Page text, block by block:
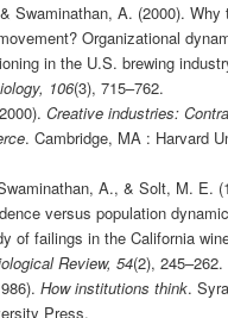
Swaminathan, A. (2000). Why
Organizational
in the U.S. brewing
106(3), 715–762.
Creative industries:
. Cambridge, MA : Harvard
A., & Solt, M. E.
versus population
of failings in the California
Review, 54(2), 245–262.
How institutions think.
Press.